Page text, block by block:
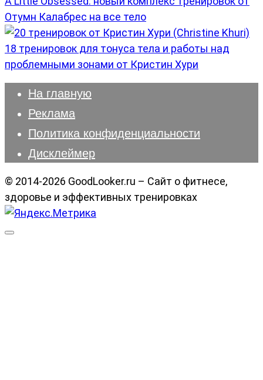
Отумн Калабрес на все тело
18 тренировок для тонуса тела и работы над
проблемными зонами от Кристин Хури
На главную
Реклама
Политика конфиденциальности
Дисклеймер
© 2014-2026 GoodLooker.ru – Сайт о фитнесе,
здоровье и эффективных тренировках